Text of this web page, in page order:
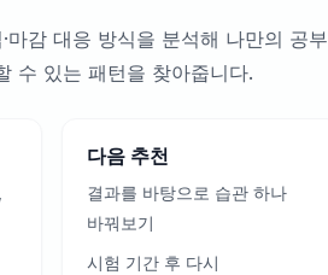
마감 대응 방식을 분석해 나만의 공부
수 있는 패턴을 찾아줍니다.
다음 추천
결과를 바탕으로 습관 하나
바꿔보기
시험 기간 후 다시